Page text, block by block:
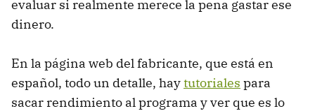
evaluar si realmente merece la pena gastar ese
dinero.
En la página web del fabricante, que está en
español, todo un detalle, haytutoriales para
sacar rendimiento al programa y ver que es lo